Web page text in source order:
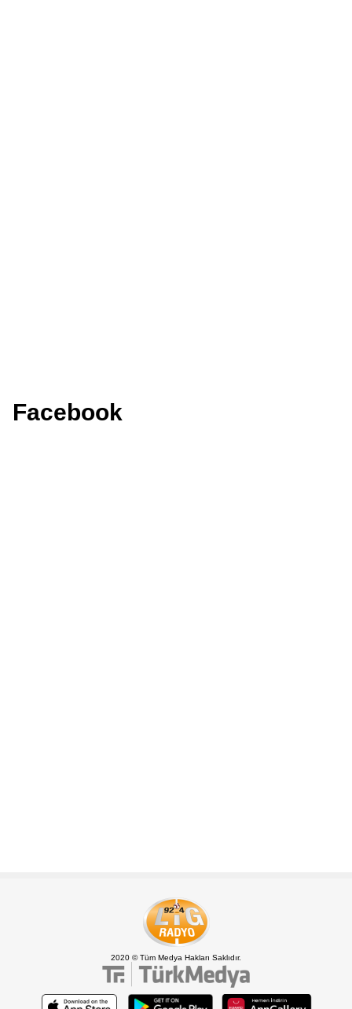
Facebook
2020 © Tüm Medya Hakları Saklıdır.